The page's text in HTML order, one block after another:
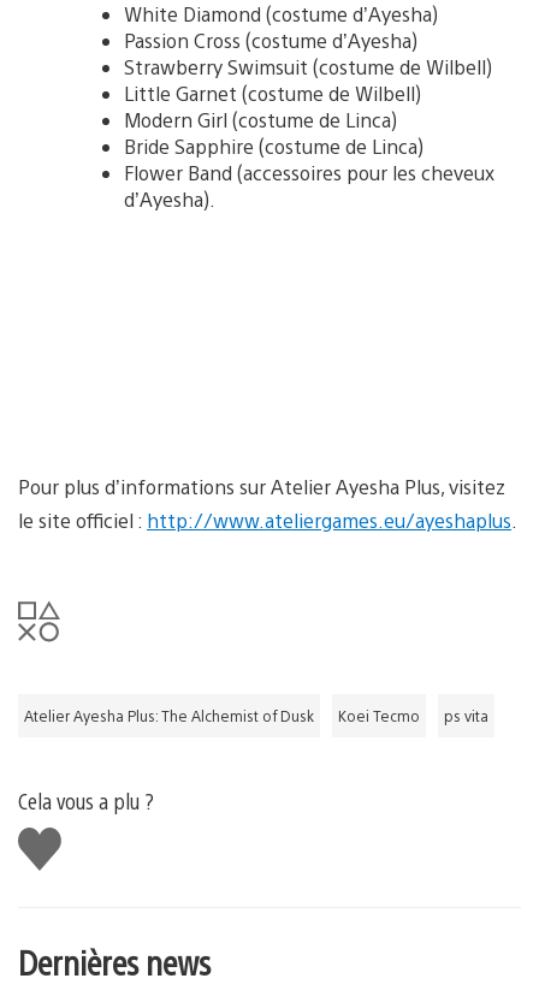
White Diamond (costume d’Ayesha)
Passion Cross (costume d’Ayesha)
Strawberry Swimsuit (costume de Wilbell)
Little Garnet (costume de Wilbell)
Modern Girl (costume de Linca)
Bride Sapphire (costume de Linca)
Flower Band (accessoires pour les cheveux
d’Ayesha).
Pour plus d’informations sur Atelier Ayesha Plus, visitez
le site officiel : http://www.ateliergames.eu/ayeshaplus
Atelier Ayesha Plus: The Alchemist of Dusk Koei Tecmo ps vita
Cela vous a plu ?
J'aime
Dernières news